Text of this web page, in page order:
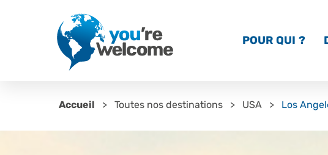
POUR QUI ?
Accueil Toutes nos destinations USA Los